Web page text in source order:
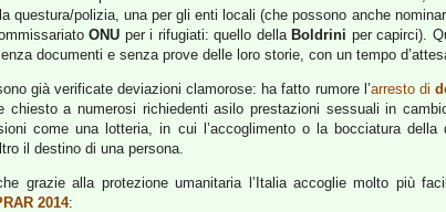
questura/polizia, una per gli enti locali (che possono anche
ONU per i rifugiati: quello della Boldrini per capirci).
documenti e senza prove delle loro storie, con un tempo
già verificate deviazioni clamorose: ha fatto rumore l’arresto di
chiesto a numerosi richiedenti asilo prestazioni sessuali in
come una lotteria, in cui l’accoglimento o la bocciatura
il destino di una persona.
grazie alla protezione umanitaria l’Italia accoglie molto più
2014: